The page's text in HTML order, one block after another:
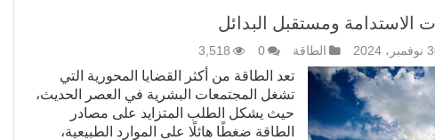
الاستدامة ومستقبل البدائل
2024 الطاقة 0
3,518
تعد الطاقة من أكثر القضايا المحورية التي
تشغل المجتمعات البشرية في العصر الحديث،
حيث يشكل الطلب المتزايد على مصادر
الطاقة ضغطًا هائلًا على الموارد الطبيعية،